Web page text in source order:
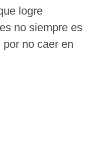
logre
no siempre es
no caer en